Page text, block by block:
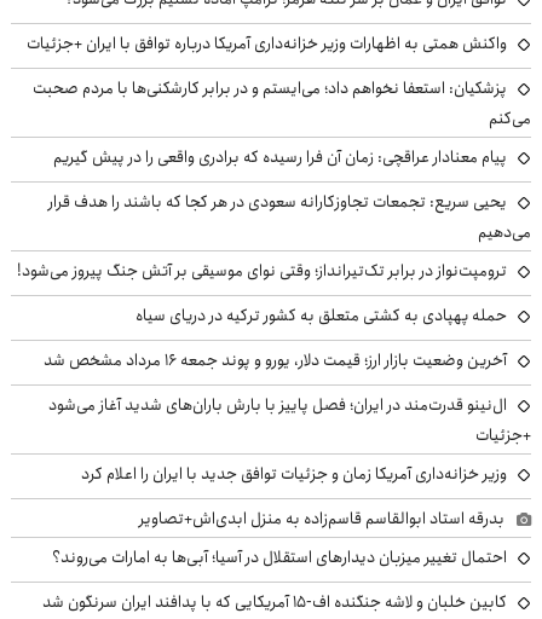
واکنش همتی به اظهارات وزیر خزانه‌داری آمریکا درباره توافق با ایران +جزئیات
پزشکیان: استعفا نخواهم داد؛ می‌ایستم و در برابر کارشکنی‌ها با مردم صحبت
می‌کنم
پیام معنادار عراقچی: زمان آن فرا رسیده که برادری واقعی را در پیش گیریم
یحیی سریع: تجمعات تجاوزکارانه سعودی در هر کجا که باشند را هدف قرار
می‌دهیم
ترومپت‌نواز در برابر تک‌تیرانداز؛ وقتی نوای موسیقی بر آتش جنگ پیروز می‌شود!
حمله پهپادی به کشتی متعلق به کشور ترکیه در دریای سیاه
آخرین وضعیت بازار ارز؛ قیمت دلار، یورو و پوند جمعه ۱۶ مرداد مشخص شد
ال‌نینو قدرت‌مند در ایران؛ فصل پاییز با بارش باران‌های شدید آغاز می‌شود
+جزئیات
وزیر خزانه‌داری آمریکا زمان و جزئیات توافق جدید با ایران را اعلام کرد
بدرقه استاد ابوالقاسم قاسم‌زاده به منزل ابدی‌اش+تصاویر
احتمال تغییر میزبان دیدارهای استقلال در آسیا؛ آبی‌ها به امارات می‌روند؟
کابین خلبان و لاشه جنگنده اف-۱۵ آمریکایی که با پدافند ایران سرنگون شد